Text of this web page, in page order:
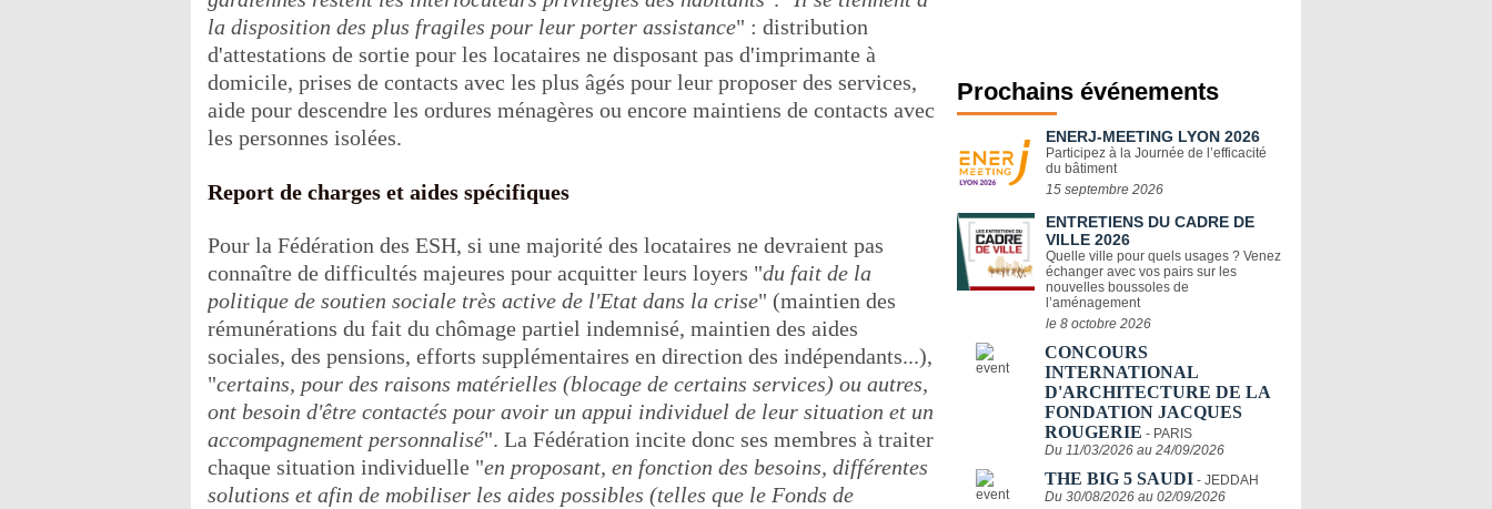
la disposition des plus fragiles pour leur porter assistance" : distribution
d'attestations de sortie pour les locataires ne disposant pas d'imprimante à
domicile, prises de contacts avec les plus âgés pour leur proposer des services,
aide pour descendre les ordures ménagères ou encore maintiens de contacts avec
les personnes isolées.
Report de charges et aides spécifiques
Pour la Fédération des ESH, si une majorité des locataires ne devraient pas
connaître de difficultés majeures pour acquitter leurs loyers "du fait de la
politique de soutien sociale très active de l'Etat dans la crise" (maintien des
rémunérations du fait du chômage partiel indemnisé, maintien des aides
sociales, des pensions, efforts supplémentaires en direction des indépendants...),
"certains, pour des raisons matérielles (blocage de certains services) ou autres,
ont besoin d'être contactés pour avoir un appui individuel de leur situation et un
accompagnement personnalisé". La Fédération incite donc ses membres à traiter
chaque situation individuelle "en proposant, en fonction des besoins, différentes
solutions et afin de mobiliser les aides possibles (telles que le Fonds de
Prochains événements
ENERJ-MEETING LYON 2026
Participez à la Journée de l’efficacité
du bâtiment
15 septembre 2026
ENTRETIENS DU CADRE DE
VILLE 2026
Quelle ville pour quels usages ? Venez
échanger avec vos pairs sur les
nouvelles boussoles de
l’aménagement
le 8 octobre 2026
CONCOURS
INTERNATIONAL
D'ARCHITECTURE DE LA
FONDATION JACQUES
ROUGERIE - PARIS
Du 11/03/2026 au 24/09/2026
THE BIG 5 SAUDI - JEDDAH
Du 30/08/2026 au 02/09/2026